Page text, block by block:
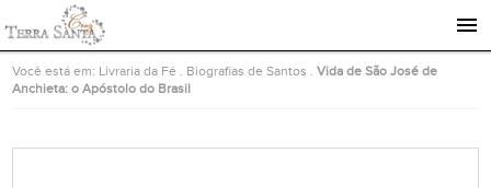
Ir para a página inicial
Você está em: Livraria da Fé Biografias de Santos .Vida de São José de
Anchieta: o Apóstolo do Brasil